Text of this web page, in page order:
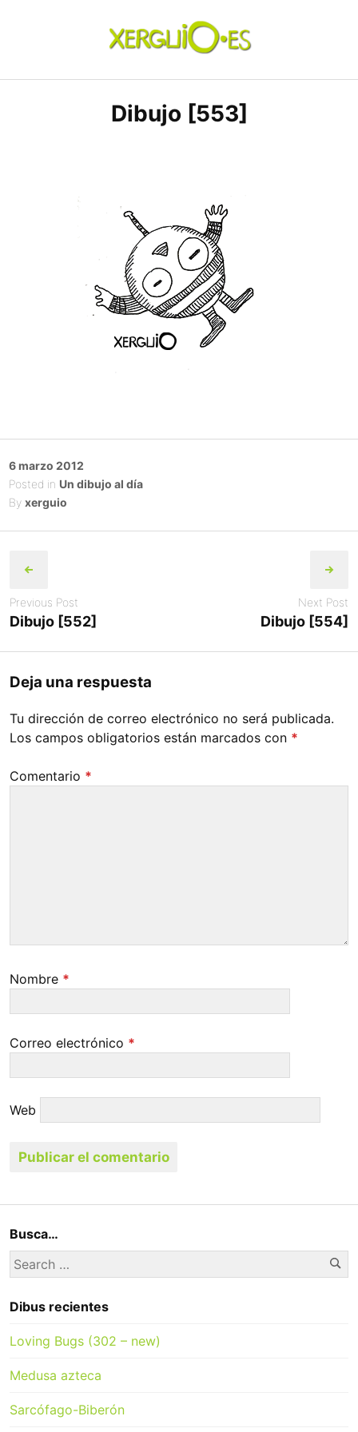
xerguio.ES | ilustración
Dibujo [553]
Posted
on
6 marzo 2012
Posted in Un dibujo al día
By xerguio
navigation
Previous Post
Dibujo [552]
Next Post
Dibujo [554]
Deja una respuesta
Tu dirección de correo electrónico no será publicada.
Los campos obligatorios están marcados con *
Comentario *
Nombre *
Correo electrónico *
Web
Busca…
Search
for:
Dibus recientes
Loving Bugs (302 – new)
Medusa azteca
Sarcófago-Biberón